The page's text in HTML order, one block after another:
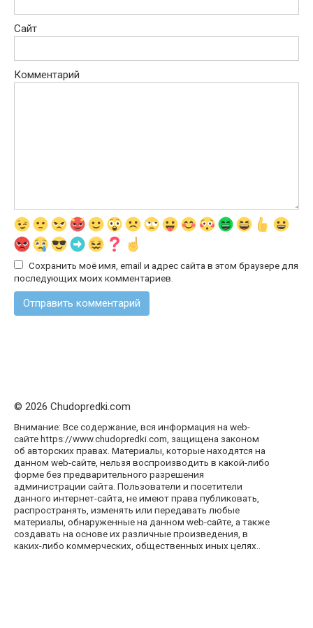
Сайт
Комментарий
Сохранить моё имя, email и адрес сайта в этом браузере для
последующих моих комментариев.
© 2026 Chudopredki.com
Внимание: Все содержание, вся информация на web-
сайте https://www.chudopredki.com, защищена законом
об авторских правах. Материалы, которые находятся на
данном web-сайте, нельзя воспроизводить в какой-либо
форме без предварительного разрешения
администрации сайта. Пользователи и посетители
данного интернет-сайта, не имеют права публиковать,
распространять, изменять или передавать любые
материалы, обнаруженные на данном web-сайте, а также
создавать на основе их различные произведения, в
каких-либо коммерческих, общественных иных целях..